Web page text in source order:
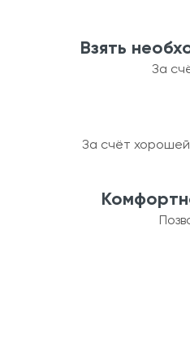
Взять
За
За счёт